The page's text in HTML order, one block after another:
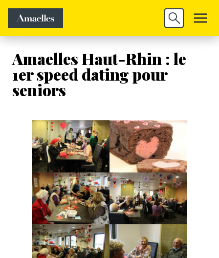
Découvrir
Amaelles Haut-Rhin : le
1er speed dating pour
seniors